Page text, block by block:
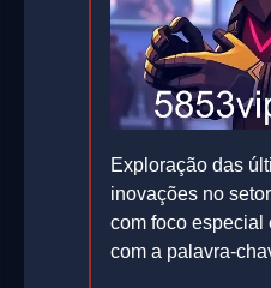
Exploração das
inovações no
com foco especial
com a palavra-